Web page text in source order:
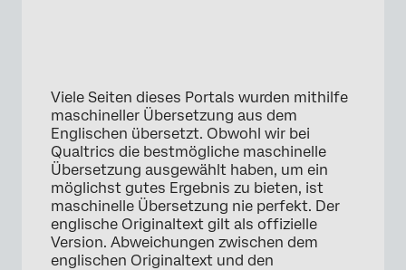
Viele Seiten dieses Portals wurden mithilfe
maschineller Übersetzung aus dem
Englischen übersetzt. Obwohl wir bei
Qualtrics die bestmögliche maschinelle
Übersetzung ausgewählt haben, um ein
möglichst gutes Ergebnis zu bieten, ist
maschinelle Übersetzung nie perfekt. Der
englische Originaltext gilt als offizielle
Version. Abweichungen zwischen dem
englischen Originaltext und den